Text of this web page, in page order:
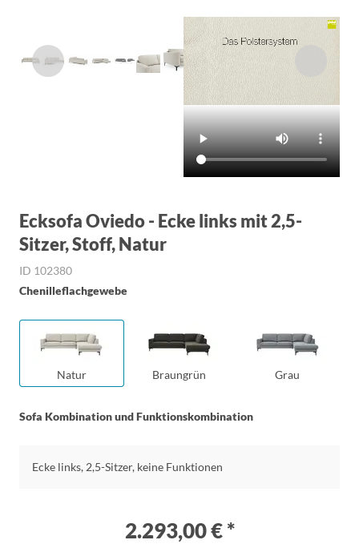
Ecksofa Oviedo - Ecke links mit 2,5-
Sitzer, Stoff, Natur
ID 102380
Chenilleflachgewebe
Natur Braungrün Grau
Sofa Kombination und Funktionskombination
Ecke links, 2,5-Sitzer, keine Funktionen
2.293,00 € *